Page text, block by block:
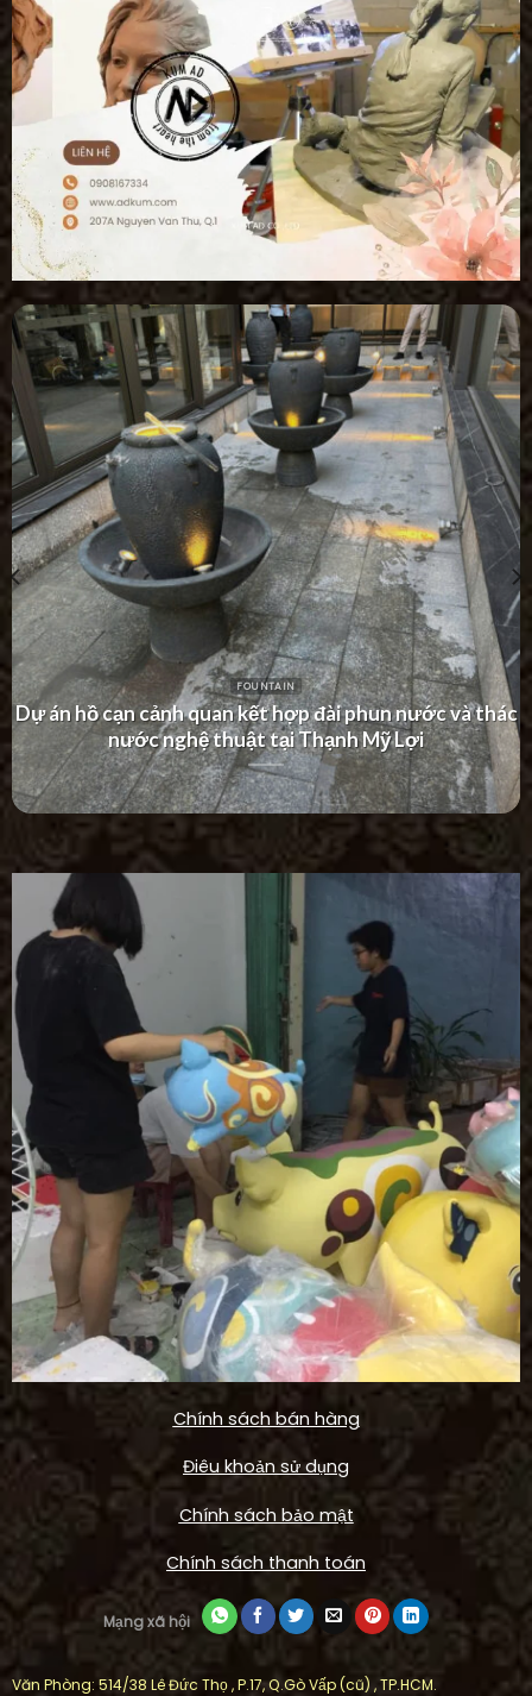
FOUNTAIN
Dự án thác nước tường hiện đại tại Khu Dân Cư Hà Đô
Villa
Chính sách bán hàng
Điêu khoản sử dụng
Chính sách bảo mật
Chính sách thanh toán
Mạng xã hội
Văn Phòng: 514/38 Lê Đức Thọ , P.17, Q.Gò Vấp (cũ) , TP.HCM.